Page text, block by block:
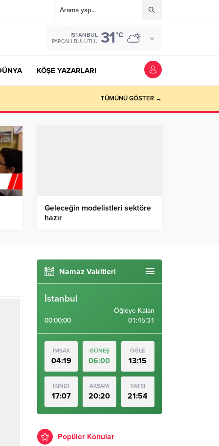
İSTANBUL
PARÇALI BULUTLU 31°C
KÖŞE YAZARLARI
TÜMÜNÜ GÖSTER →
Geleceğin modelistleri sektöre
hazır
Namaz Vakitleri
İstanbul
00:00:00
Öğleye Kalan
01:45:30
İMSAK
04:19
GÜNEŞ
06:00
ÖĞLE
13:15
İKİNDİ
17:07
AKŞAM
20:20
YATSI
21:54
Popüler Konular